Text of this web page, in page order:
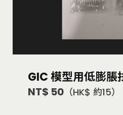
GIC 模型用低膨脹
NT$ 50 （HK$ 約15）